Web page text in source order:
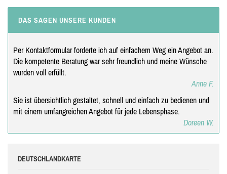
DAS SAGEN UNSERE KUNDEN
Per Kontaktformular forderte ich auf einfachem Weg ein Angebot an.
Die kompetente Beratung war sehr freundlich und meine Wünsche
wurden voll erfüllt.
Anne F.
Sie ist übersichtlich gestaltet, schnell und einfach zu bedienen und
mit einem umfangreichen Angebot für jede Lebensphase.
Doreen W.
DEUTSCHLANDKARTE